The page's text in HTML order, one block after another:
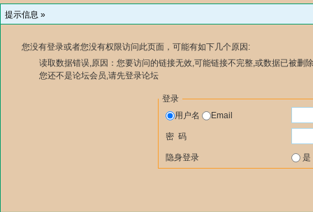
提示信息 »
您没有登录或者您没有权限访问此页面，可能有如下几个原因:
读取数据错误,原因：您要访问的链接无效,可能链接不完整,或数据已被删
您还不是论坛会员,请先登录论坛
登录
用户名
Email
密 码
隐身登录